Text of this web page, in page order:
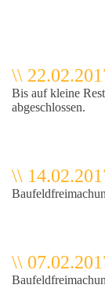
\\
Bis auf kleine
abgeschlossen.
\\
\\